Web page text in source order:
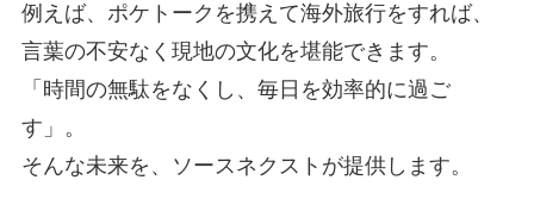
例えば、ポケトークを携えて海外旅行をすれば、
言葉の不安なく現地の文化を堪能できます。
「時間の無駄をなくし、毎日を効率的に過ご
す」。
そんな未来を、ソースネクストが提供します。